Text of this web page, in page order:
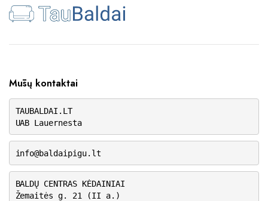
Mūsų kontaktai
TAUBALDAI.LT
UAB Lauernesta
info@baldaipigu.lt
BALDŲ CENTRAS KĖDAINIAI
Žemaitės g. 21 (II a.)